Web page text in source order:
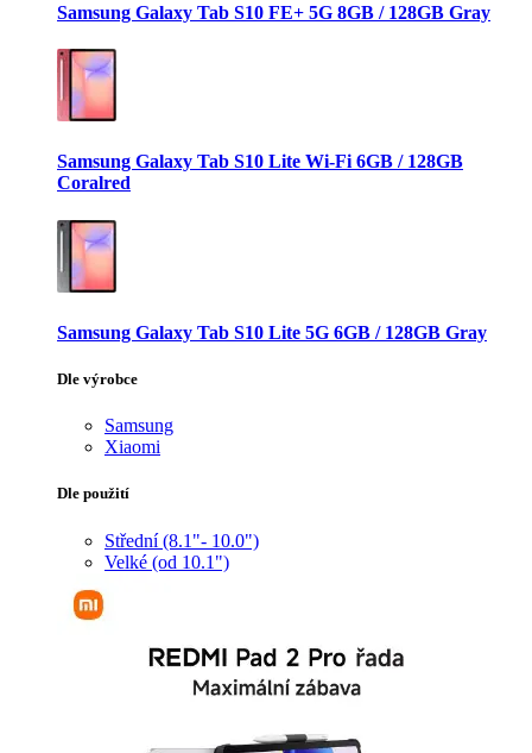
Samsung Galaxy Tab S10 FE+ 5G 8GB / 128GB Gray
Samsung Galaxy Tab S10 Lite Wi-Fi 6GB / 128GB
Coralred
Samsung Galaxy Tab S10 Lite 5G 6GB / 128GB Gray
Dle výrobce
Samsung
Xiaomi
Dle použití
Střední (8.1"- 10.0")
Velké (od 10.1")